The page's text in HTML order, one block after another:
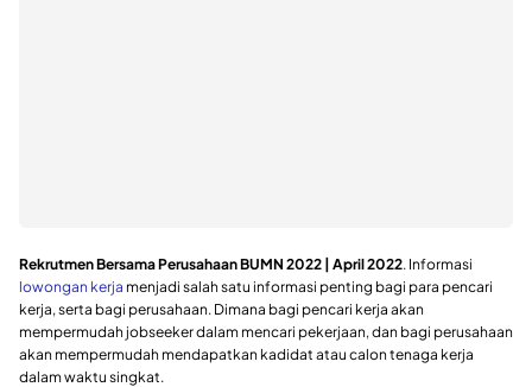
Rekrutmen Bersama Perusahaan BUMN 2022 | April 2022. Informasi
lowongan kerja menjadi salah satu informasi penting bagi para pencari
kerja, serta bagi perusahaan. Dimana bagi pencari kerja akan
mempermudah jobseeker dalam mencari pekerjaan, dan bagi perusahaan
akan mempermudah mendapatkan kadidat atau calon tenaga kerja
dalam waktu singkat.